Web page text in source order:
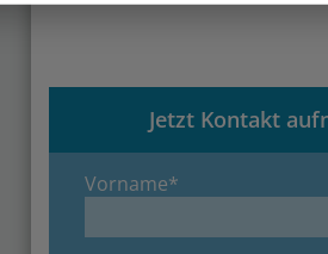
Jetzt Kontakt
Vorname*